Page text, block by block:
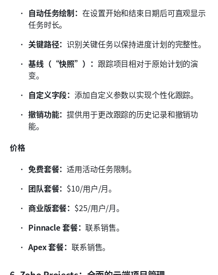
自动任务绘制：在设置开始和结束日期后可直观显示
任务时长。
关键路径：识别关键任务以保持进度计划的完整性。
基线（“快照”）： 跟踪项目相对于原始计划的演
变。
自定义字段：添加自定义参数以实现个性化跟踪。
撤销功能：提供用于更改跟踪的历史记录和撤销功
能。
价格
免费套餐：适用活动任务限制。
团队套餐： $10/用户/月。
商业版套餐： $25/用户/月。
Pinnacle 套餐：联系销售。
Apex 套餐： 联系销售。